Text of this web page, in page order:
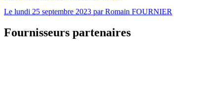
Le lundi 25 septembre 2023 parRomain FOURNIER
Fournisseurs partenaires